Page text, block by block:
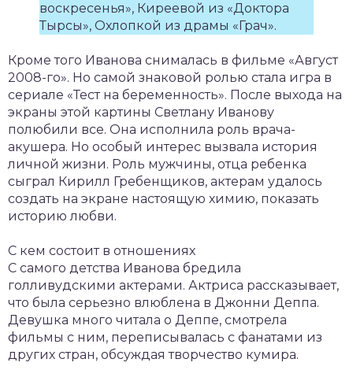
воскресенья», Киреевой из «Доктора
Тырсы», Охлопкой из драмы «Грач».
Кроме того Иванова снималась в фильме «Август
2008-го». Но самой знаковой ролью стала игра в
сериале «Тест на беременность». После выхода на
экраны этой картины Светлану Иванову
полюбили все. Она исполнила роль врача-
акушера. Но особый интерес вызвала история
личной жизни. Роль мужчины, отца ребенка
сыграл Кирилл Гребенщиков, актерам удалось
создать на экране настоящую химию, показать
историю любви.
С кем состоит в отношениях
С самого детства Иванова бредила
голливудскими актерами. Актриса рассказывает,
что была серьезно влюблена в Джонни Деппа.
Девушка много читала о Деппе, смотрела
фильмы с ним, переписывалась с фанатами из
других стран, обсуждая творчество кумира.